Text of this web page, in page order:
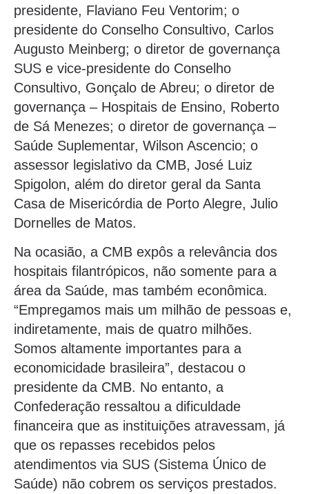
presidente, Flaviano Feu Ventorim; o
presidente do Conselho Consultivo, Carlos
Augusto Meinberg; o diretor de governança
SUS e vice-presidente do Conselho
Consultivo, Gonçalo de Abreu; o diretor de
governança – Hospitais de Ensino, Roberto
de Sá Menezes; o diretor de governança –
Saúde Suplementar, Wilson Ascencio; o
assessor legislativo da CMB, José Luiz
Spigolon, além do diretor geral da Santa
Casa de Misericórdia de Porto Alegre, Julio
Dornelles de Matos.
Na ocasião, a CMB expôs a relevância dos
hospitais filantrópicos, não somente para a
área da Saúde, mas também econômica.
“Empregamos mais um milhão de pessoas e,
indiretamente, mais de quatro milhões.
Somos altamente importantes para a
economicidade brasileira”, destacou o
presidente da CMB. No entanto, a
Confederação ressaltou a dificuldade
financeira que as instituições atravessam, já
que os repasses recebidos pelos
atendimentos via SUS (Sistema Único de
Saúde) não cobrem os serviços prestados.